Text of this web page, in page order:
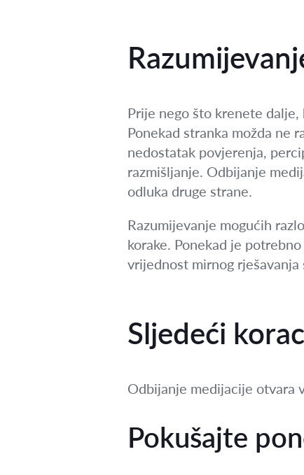
Prije nego što krenete
Ponekad stranka možda ne
nedostatak povjerenja,
razmišljanje. Odbijanje
odluka druge strane.
Razumijevanje mogućih
korake. Ponekad je
vrijednost mirnog rješavanja
Sljedeći
Odbijanje medijacije otvara
Pokušajte